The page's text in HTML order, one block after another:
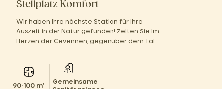
Stellplatz Komfort
Wir haben Ihre nächste Station für Ihre
Auszeit in der Natur gefunden! Zelten Sie im
Herzen der Cevennen, gegenüber dem Tal
90-100 m²
Gemeinsame